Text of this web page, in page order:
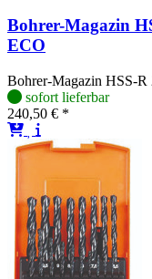
Bohrer-Magazin
ECO
Bohrer-Magazin HSS-
sofort lieferbar
240,50 € *